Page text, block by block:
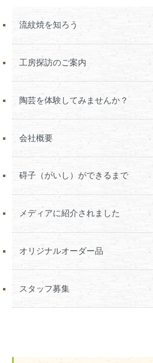
流紋焼を知ろう
工房探訪のご案内
陶芸を体験してみませんか？
会社概要
碍子（がいし）ができるまで
メディアに紹介されました
オリジナルオーダー品
スタッフ募集